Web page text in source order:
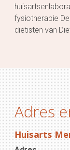
fysiotherapie
diëtisten van
Adres
Huisarts